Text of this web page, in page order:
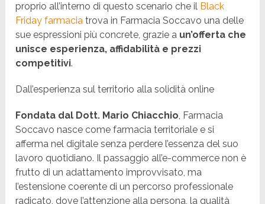
proprio all’interno di questo scenario che il Black
Friday farmacia trova in Farmacia Soccavo una delle
sue espressioni più concrete, grazie a un’offerta che
unisce esperienza, affidabilità e prezzi
competitivi.
Dall’esperienza sul territorio alla solidità online
Fondata dal Dott. Mario Chiacchio, Farmacia
Soccavo nasce come farmacia territoriale e si
afferma nel digitale senza perdere l’essenza del suo
lavoro quotidiano. Il passaggio all’e-commerce non è
frutto di un adattamento improvvisato, ma
l’estensione coerente di un percorso professionale
radicato, dove l’attenzione alla persona, la qualità